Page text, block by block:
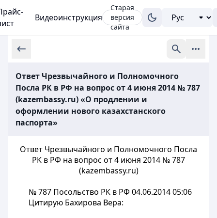
Видеоинструкция
Старая
версия
сайта
Ответ Чрезвычайного и Полномочного
Посла РК в РФ на вопрос от 4 июня 2014 № 787
(kazembassy.ru) «О продлении и
оформлении нового казахстанского
паспорта»
Ответ Чрезвычайного и Полномочного Посла
РК в РФ на вопрос от 4 июня 2014 № 787
(kazembassy.ru)
№ 787 Посольство РК в РФ 04.06.2014 05:06
Цитирую Бахирова Вера: